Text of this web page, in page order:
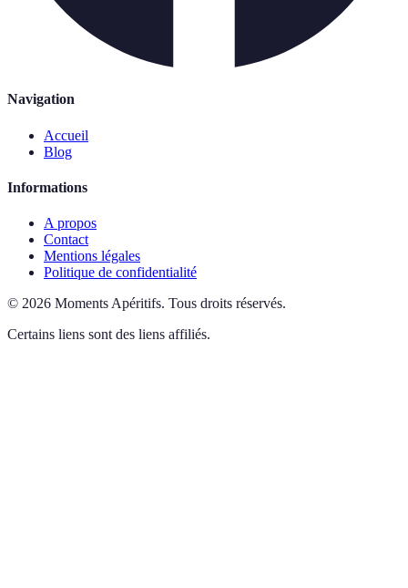
Navigation
Accueil
Blog
Informations
A propos
Contact
Mentions légales
Politique de confidentialité
© 2026 Moments Apéritifs. Tous droits réservés.
Certains liens sont des liens affiliés.